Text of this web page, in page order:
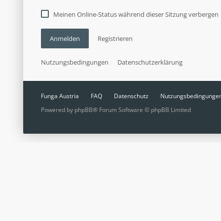
Meinen Online-Status während dieser Sitzung verbergen
Anmelden Registrieren
Nutzungsbedingungen Datenschutzerklärung
Funga Austria FAQ Datenschutz
Powered by phpBB® Forum Software © phpBB Limited